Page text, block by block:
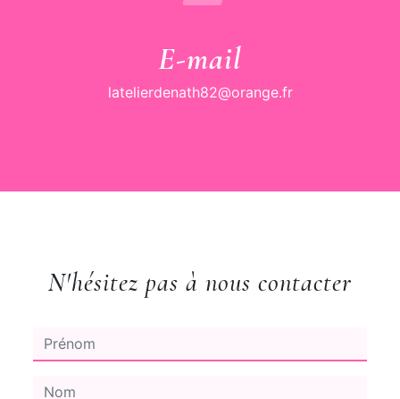
E-mail
latelierdenath82@orange.fr
N'hésitez pas à nous contacter